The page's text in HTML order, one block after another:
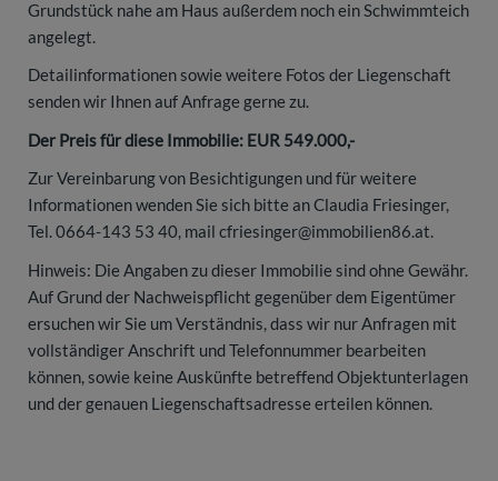
Grundstück nahe am Haus außerdem noch ein Schwimmteich
angelegt.
Detailinformationen sowie weitere Fotos der Liegenschaft
senden wir Ihnen auf Anfrage gerne zu.
Der Preis für diese Immobilie: EUR 549.000,-
Zur Vereinbarung von Besichtigungen und für weitere
Informationen wenden Sie sich bitte an Claudia Friesinger,
Tel. 0664-143 53 40, mail cfriesinger@immobilien86.at.
Hinweis: Die Angaben zu dieser Immobilie sind ohne Gewähr.
Auf Grund der Nachweispflicht gegenüber dem Eigentümer
ersuchen wir Sie um Verständnis, dass wir nur Anfragen mit
vollständiger Anschrift und Telefonnummer bearbeiten
können, sowie keine Auskünfte betreffend Objektunterlagen
und der genauen Liegenschaftsadresse erteilen können.